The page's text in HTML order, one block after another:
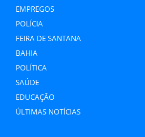
EMPREGOS
POLÍCIA
FEIRA DE SANTANA
BAHIA
POLÍTICA
SAÚDE
EDUCAÇÃO
ÚLTIMAS NOTÍCIAS